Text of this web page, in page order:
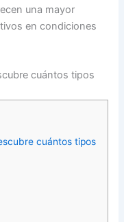
una mayor
en condiciones
cuántos tipos
cuántos tipos